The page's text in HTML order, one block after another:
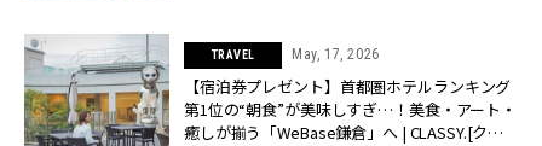
TRAVEL May, 17, 2026
【宿泊券プレゼント】首都圏ホテルランキング
第1位の“朝食”が美味しすぎ…！美食・アート・
癒しが揃う「WeBase鎌倉」へ | CLASSY.[クラ